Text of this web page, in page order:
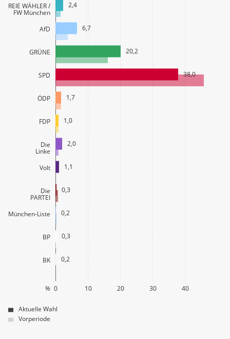
FREIE WÄHLER /
FW München
AfD
GRÜNE
SPD
ÖDP
FDP
Die
Linke
Volt
Die
PARTEI
München-Liste
BP
BK
0 10 20 30 40
%
2,4
6,7
20,2
38,0
1,7
1,0
2,0
1,1
0,3
0,2
0,3
0,2
Aktuelle Wahl
Vorperiode